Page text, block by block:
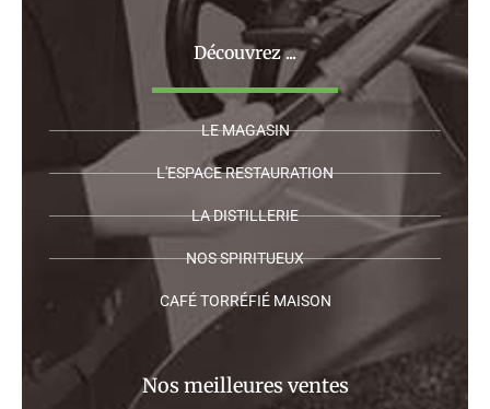
Découvrez ...
LE MAGASIN
L'ESPACE RESTAURATION
LA DISTILLERIE
NOS SPIRITUEUX
CAFÉ TORRÉFIÉ MAISON
Nos meilleures ventes